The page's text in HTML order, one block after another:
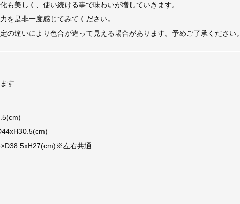
も美しく、使い続ける事で味わいが増していきます。
を是非一度感じてみてください。
の違いにより色合が違って見える場合があります。予めご了承ください。
す
左右共通